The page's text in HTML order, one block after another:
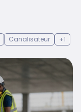
Canalisateur +1